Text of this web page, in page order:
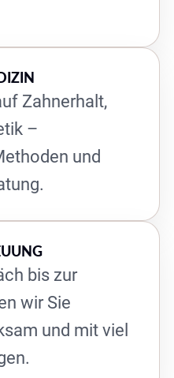
Zahnerhalt,
–
und
bis zur
wir Sie
und mit viel